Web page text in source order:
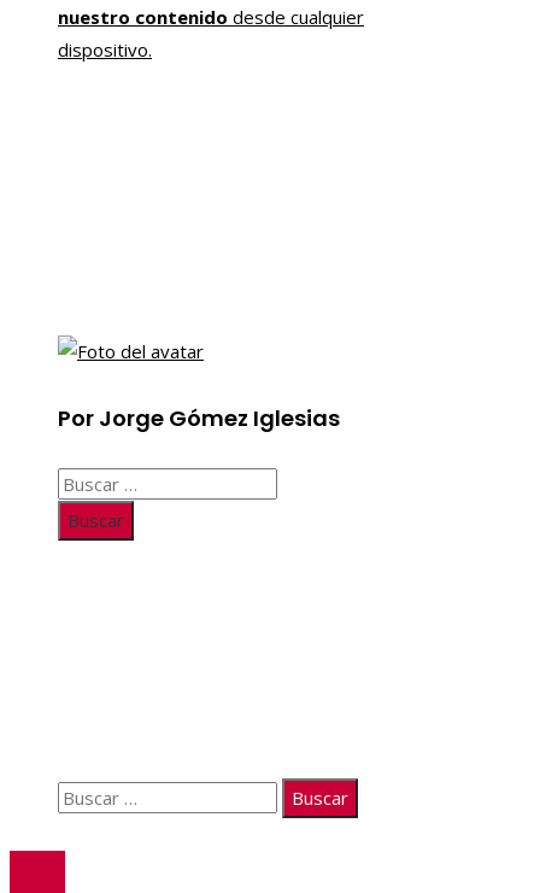
nuestro contenido desde cualquier
dispositivo.
Por Jorge Gómez Iglesias
Buscar:
Buscar: